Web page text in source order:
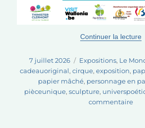
Continuer la lecture
Publié
le
7 juillet 2026 Catégories
Expositions, Le
cadeauoriginal, cirque, exposition,
papier mâché, personnage en
pièceunique, sculpture,
commentairesur